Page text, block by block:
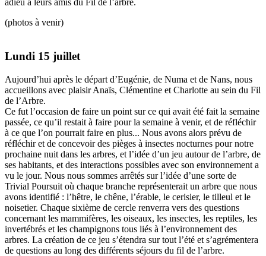
adieu à leurs amis du Fil de l’arbre.
(photos à venir)
Lundi 15 juillet
Aujourd’hui après le départ d’Eugénie, de Numa et de Nans, nous
accueillons avec plaisir Anaïs, Clémentine et Charlotte au sein du Fil
de l’Arbre.
Ce fut l’occasion de faire un point sur ce qui avait été fait la semaine
passée, ce qu’il restait à faire pour la semaine à venir, et de réfléchir
à ce que l’on pourrait faire en plus... Nous avons alors prévu de
réfléchir et de concevoir des pièges à insectes nocturnes pour notre
prochaine nuit dans les arbres, et l’idée d’un jeu autour de l’arbre, de
ses habitants, et des interactions possibles avec son environnement a
vu le jour. Nous nous sommes arrêtés sur l’idée d’une sorte de
Trivial Poursuit où chaque branche représenterait un arbre que nous
avons identifié : l’hêtre, le chêne, l’érable, le cerisier, le tilleul et le
noisetier. Chaque sixième de cercle renverra vers des questions
concernant les mammifères, les oiseaux, les insectes, les reptiles, les
invertébrés et les champignons tous liés à l’environnement des
arbres. La création de ce jeu s’étendra sur tout l’été et s’agrémentera
de questions au long des différents séjours du fil de l’arbre.